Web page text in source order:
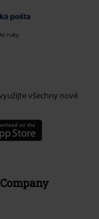
ruky
všechny nové